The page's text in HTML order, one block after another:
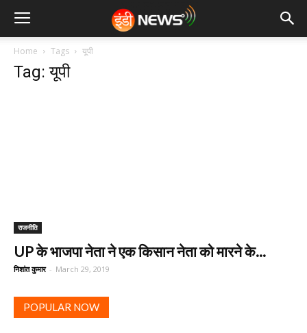
Home Tags यूपी
Tag: यूपी
राजनीति
UP के भाजपा नेता ने एक किसान नेता को मारने के...
निशांत कुमार - March 29, 2019
POPULAR NOW